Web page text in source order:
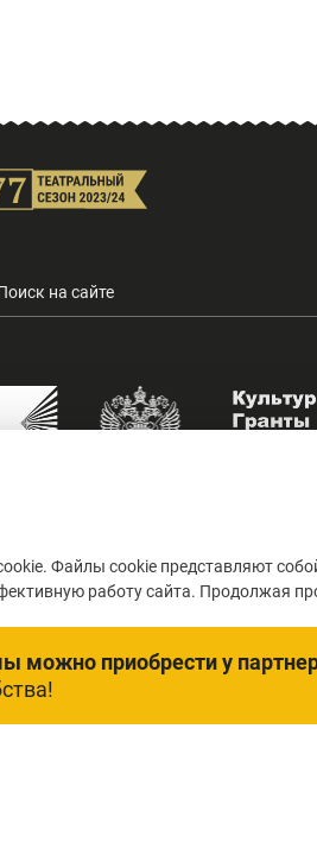
Файлы cookie представляют
работу сайта. Продолжая
можно приобрести у